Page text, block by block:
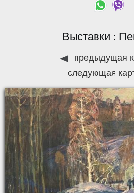
Выставки :
предыдущая
следующая